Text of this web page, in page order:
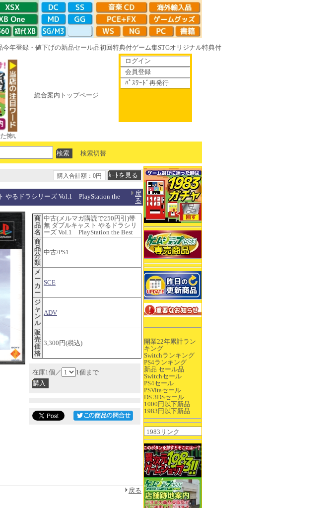
今年登録・値下げの新品セール品初回特典付ゲーム集STGオリジナル特典付
総合案内トップページ
晦󠄀つきこもり ルート16R やがて散りゆく鏡の花へ 70年代風ロボットアニメ ゲッP-X アレサCOLLECTION
ログイン
会員登録
ﾊﾟｽﾜｰﾄﾞ再発行
検索切替
開業22年累計ラン
キング
Switchランキング
PS4ランキング
新品 セール品
Switchセール
PS4セール
PSVitaセール
DS 3DSセール
1000円以下新品
1983円以下新品
購入合計額：0円
やるドラシリーズ Vol.1 PlayStation the
戻
る
商
品
名
中古(メルマガ購読で250円引)帯
無 ダブルキャスト やるドラシリ
ーズ Vol.1 PlayStation the Best
商
品
分
類
中古/PS1
メ
ー
カ
ー
SCE
ジ
ャ
ン
ル
ADV
販
売
価
格
3,300円(税込)
在庫1個／ 1個まで
戻る